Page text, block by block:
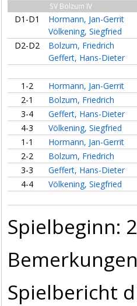
SV Bolzum IV
D1-D1
Hormann, Jan-Gerrit
Völkening, Siegfried
D2-D2
Bolzum, Friedrich
Geffert, Hans-Dieter
1-2
Hormann, Jan-Gerrit
2-1
Bolzum, Friedrich
3-4
Geffert, Hans-Dieter
4-3
Völkening, Siegfried
1-1
Hormann, Jan-Gerrit
2-2
Bolzum, Friedrich
3-3
Geffert, Hans-Dieter
4-4
Völkening, Siegfried
Spielbeginn:
Spielbericht